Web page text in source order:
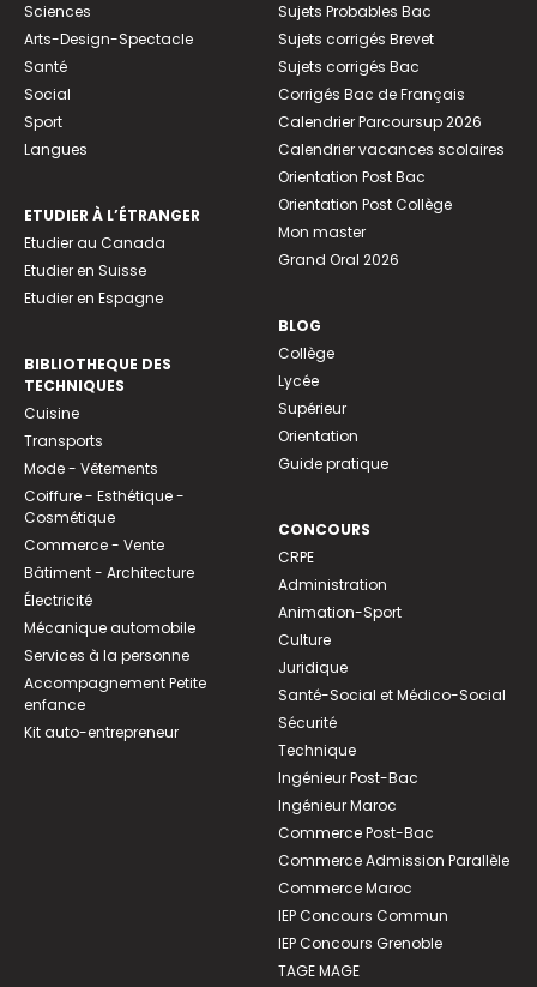
Sciences
Arts-Design-Spectacle
Santé
Social
Sport
Langues
ETUDIER À L’ÉTRANGER
Etudier au Canada
Etudier en Suisse
Etudier en Espagne
BIBLIOTHEQUE DES
TECHNIQUES
Cuisine
Transports
Mode - Vêtements
Coiffure - Esthétique -
Cosmétique
Commerce - Vente
Bâtiment - Architecture
Électricité
Mécanique automobile
Services à la personne
Accompagnement Petite
enfance
Kit auto-entrepreneur
Sujets Probables Bac
Sujets corrigés Brevet
Sujets corrigés Bac
Corrigés Bac de Français
Calendrier Parcoursup 2026
Calendrier vacances scolaires
Orientation Post Bac
Orientation Post Collège
Mon master
Grand Oral 2026
BLOG
Collège
Lycée
Supérieur
Orientation
Guide pratique
CONCOURS
CRPE
Administration
Animation-Sport
Culture
Juridique
Santé-Social et Médico-Social
Sécurité
Technique
Ingénieur Post-Bac
Ingénieur Maroc
Commerce Post-Bac
Commerce Admission Parallèle
Commerce Maroc
IEP Concours Commun
IEP Concours Grenoble
TAGE MAGE